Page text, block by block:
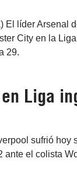
El líder Arsenal
City en la
29.
Liga
sufrió hoy
el colista